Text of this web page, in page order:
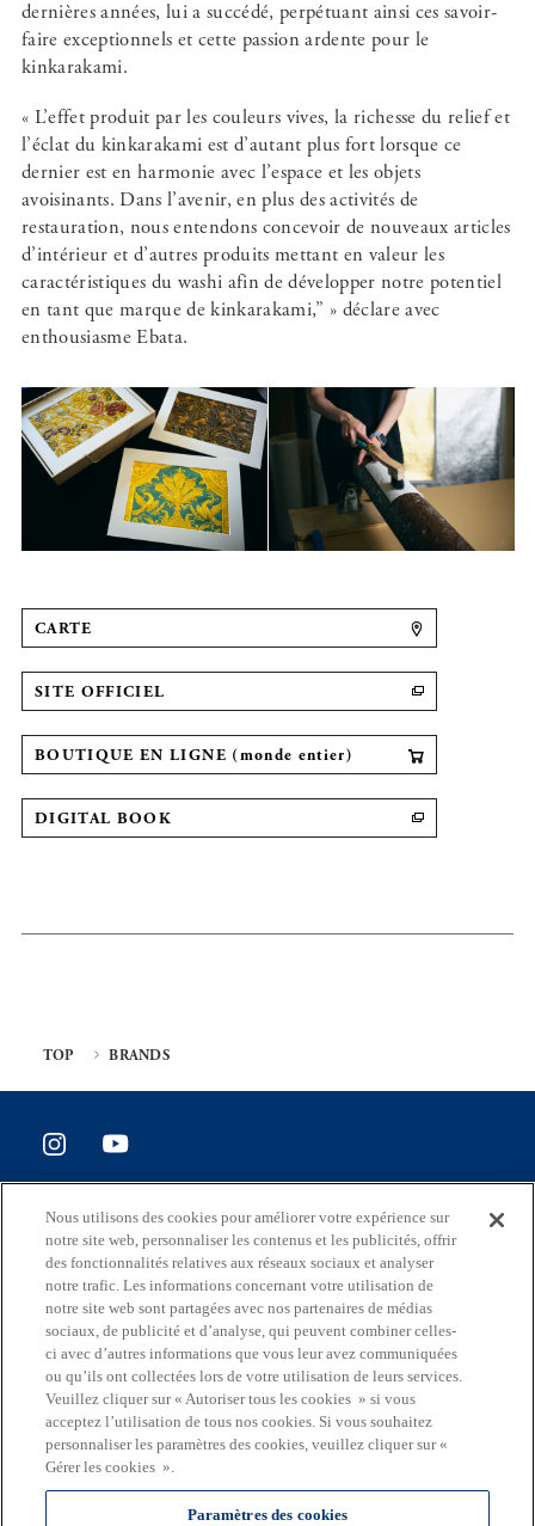
dernières années, lui a succédé, perpétuant ainsi ces savoir-
faire exceptionnels et cette passion ardente pour le
kinkarakami.
« L’effet produit par les couleurs vives, la richesse du relief et
l’éclat du kinkarakami est d’autant plus fort lorsque ce
dernier est en harmonie avec l’espace et les objets
avoisinants. Dans l’avenir, en plus des activités de
restauration, nous entendons concevoir de nouveaux articles
d’intérieur et d’autres produits mettant en valeur les
caractéristiques du washi afin de développer notre potentiel
en tant que marque de kinkarakami,” » déclare avec
enthousiasme Ebata.
CARTE
SITE OFFICIEL
BOUTIQUE EN LIGNE (monde entier)
DIGITAL BOOK
TOP BRANDS
Enquête de satisfaction du site
Adresse
2-8-1 Nishishinjuku, Shinjuku-ku, Tokyo Japon 163-8001
S0290106(at)section.metro.tokyo.jp
Le
Nous utilisons des cookies pour améliorer votre expérience sur
notre site web, personnaliser les contenus et les publicités, offrir
des fonctionnalités relatives aux réseaux sociaux et analyser
notre trafic. Les informations concernant votre utilisation de
notre site web sont partagées avec nos partenaires de médias
sociaux, de publicité et d’analyse, qui peuvent combiner celles-
ci avec d’autres informations que vous leur avez communiquées
ou qu’ils ont collectées lors de votre utilisation de leurs services.
Veuillez cliquer sur « Autoriser tous les cookies » si vous
acceptez l’utilisation de tous nos cookies. Si vous souhaitez
personnaliser les paramètres des cookies, veuillez cliquer sur «
Gérer les cookies ».
Paramètres des cookies